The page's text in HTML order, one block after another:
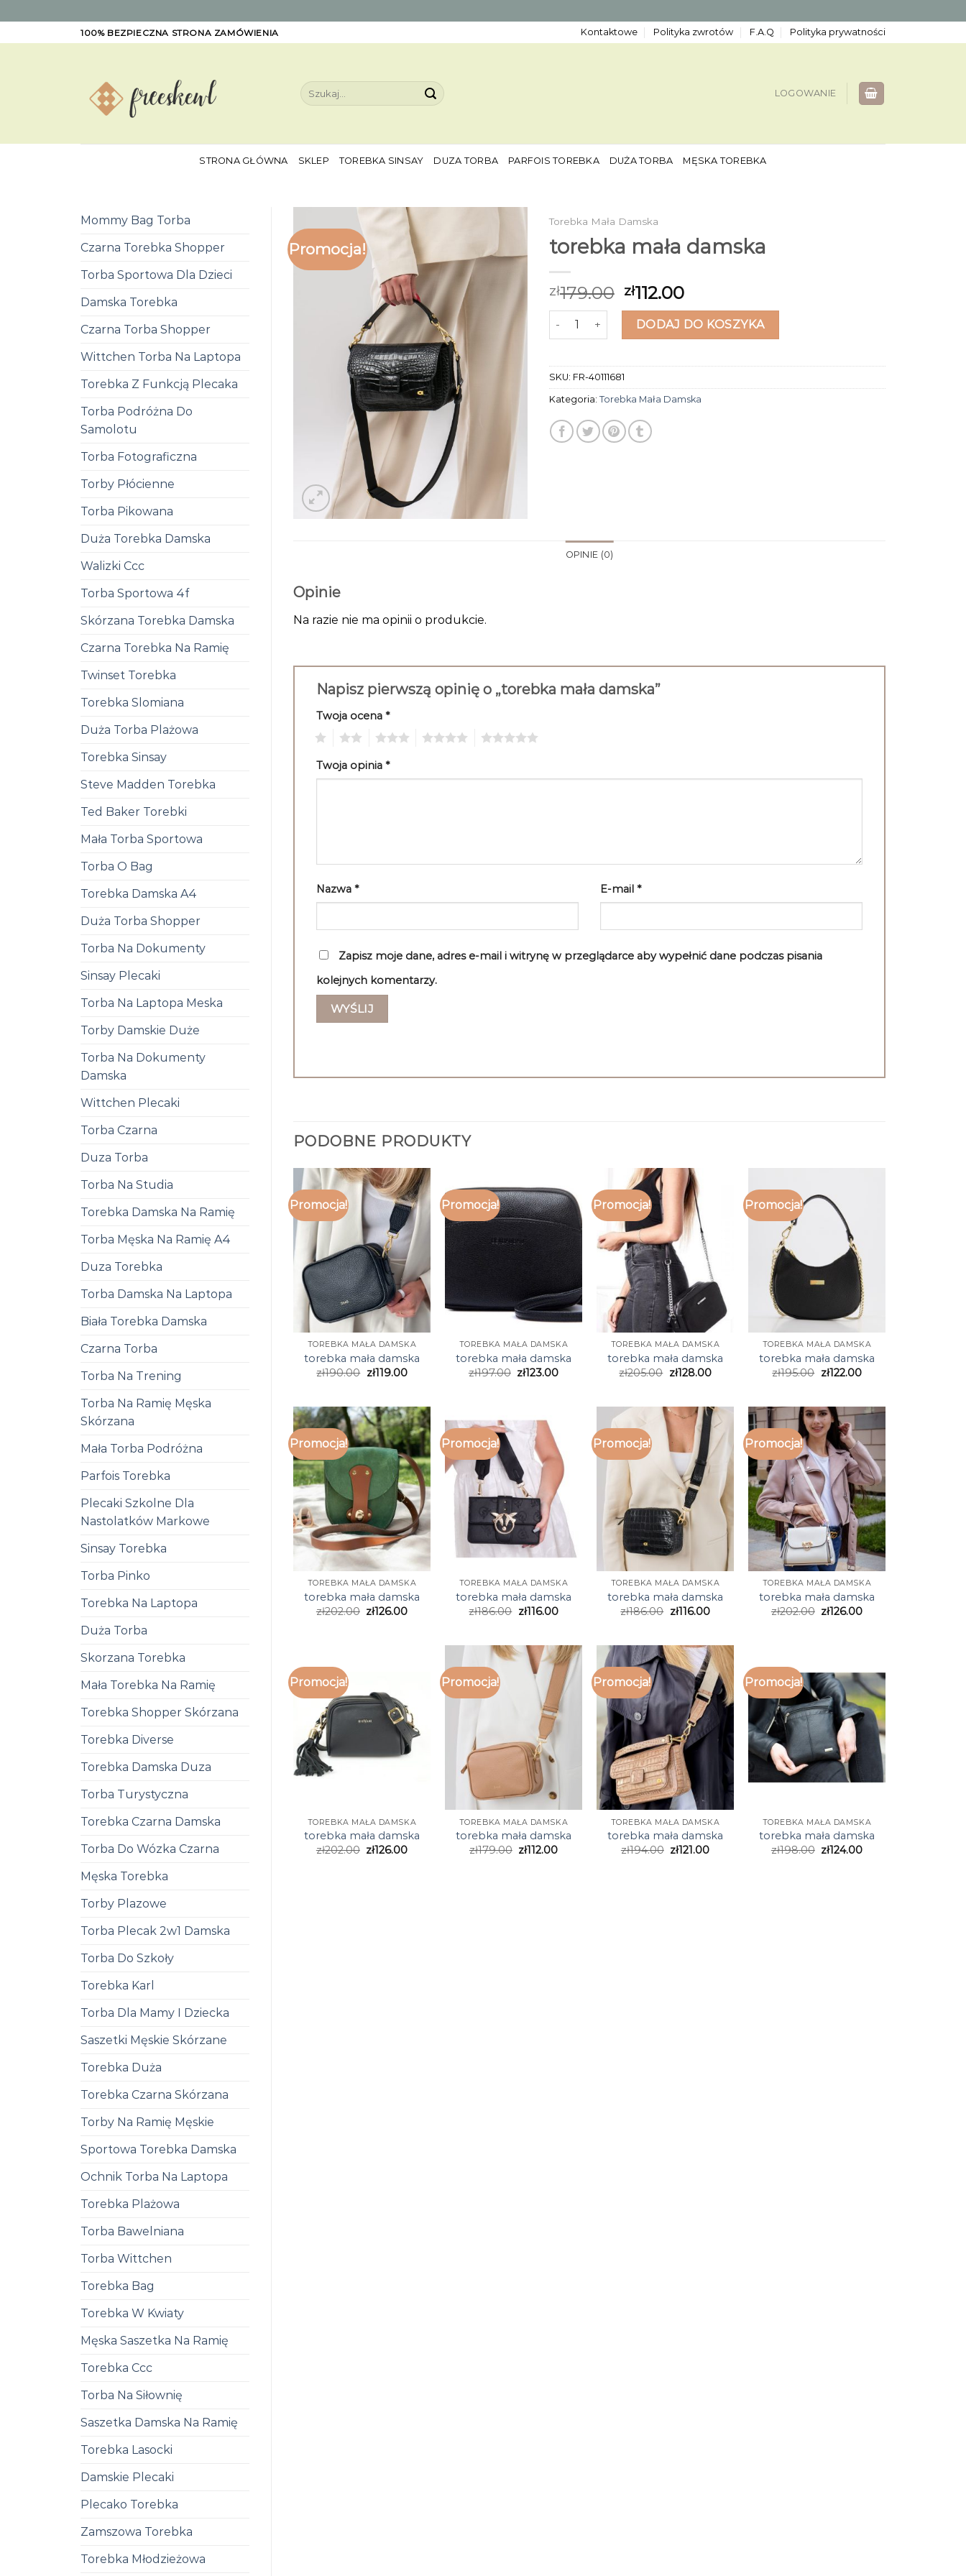
to
100% BEZPIECZNA STRONA ZAMÓWIENIA Kontaktowe Polityka zwrotów F.A.Q Polityka prywatności
Szukaj:
LOGOWANIE
STRONA GŁÓWNA SKLEP TOREBKA SINSAY DUZA TORBA PARFOIS TOREBKA DUŻA TORBA MĘSKA TOREBKA
Mommy Bag Torba
Czarna Torebka Shopper
Torba Sportowa Dla Dzieci
Damska Torebka
Czarna Torba Shopper
Wittchen Torba Na Laptopa
Torebka Z Funkcją Plecaka
Torba Podróżna Do
Samolotu
Torba Fotograficzna
Torby Płócienne
Torba Pikowana
Duża Torebka Damska
Walizki Ccc
Torba Sportowa 4f
Skórzana Torebka Damska
Czarna Torebka Na Ramię
Twinset Torebka
Torebka Slomiana
Duża Torba Plażowa
Torebka Sinsay
Steve Madden Torebka
Ted Baker Torebki
Mała Torba Sportowa
Torba O Bag
Torebka Damska A4
Duża Torba Shopper
Torba Na Dokumenty
Sinsay Plecaki
Torba Na Laptopa Meska
Torby Damskie Duże
Torba Na Dokumenty
Damska
Wittchen Plecaki
Torba Czarna
Duza Torba
Torba Na Studia
Torebka Damska Na Ramię
Torba Męska Na Ramię A4
Duza Torebka
Torba Damska Na Laptopa
Biała Torebka Damska
Czarna Torba
Torba Na Trening
Torba Na Ramię Męska
Skórzana
Mała Torba Podróżna
Parfois Torebka
Plecaki Szkolne Dla
Nastolatków Markowe
Sinsay Torebka
Torba Pinko
Torebka Na Laptopa
Duża Torba
Skorzana Torebka
Mała Torebka Na Ramię
Torebka Shopper Skórzana
Torebka Diverse
Torebka Damska Duza
Torba Turystyczna
Torebka Czarna Damska
Torba Do Wózka Czarna
Męska Torebka
Torby Plazowe
Torba Plecak 2w1 Damska
Torba Do Szkoły
Torebka Karl
Torba Dla Mamy I Dziecka
Saszetki Męskie Skórzane
Torebka Duża
Torebka Czarna Skórzana
Torby Na Ramię Męskie
Sportowa Torebka Damska
Ochnik Torba Na Laptopa
Torebka Plażowa
Torba Bawelniana
Torba Wittchen
Torebka Bag
Torebka W Kwiaty
Męska Saszetka Na Ramię
Torebka Ccc
Torba Na Siłownię
Saszetka Damska Na Ramię
Torebka Lasocki
Damskie Plecaki
Plecako Torebka
Zamszowa Torebka
Torebka Młodzieżowa
Promocja!
Torebka Mała Damska
torebka mała damska
zł179.00 zł112.00
ilość torebka mała damskaDODAJ DO KOSZYKA
SKU: FR-40111681
Kategoria: Torebka Mała Damska
OPINIE (0)
Opinie
Na razie nie ma opinii o produkcie.
Napisz pierwszą opinię o „torebka mała damska”
Twoja ocena *
Twoja opinia *
Nazwa * E-mail *
Zapisz moje dane, adres e-mail i witrynę w przeglądarce aby wypełnić dane podczas pisania
kolejnych komentarzy.
PODOBNE PRODUKTY
Promocja!
TOREBKA MAŁA DAMSKA
torebka mała damska
zł190.00 zł119.00
Promocja!
TOREBKA MAŁA DAMSKA
torebka mała damska
zł197.00 zł123.00
Promocja!
TOREBKA MAŁA DAMSKA
torebka mała damska
zł205.00 zł128.00
Promocja!
TOREBKA MAŁA DAMSKA
torebka mała damska
zł195.00 zł122.00
Promocja!
TOREBKA MAŁA DAMSKA
torebka mała damska
zł202.00 zł126.00
Promocja!
TOREBKA MAŁA DAMSKA
torebka mała damska
zł186.00 zł116.00
Promocja!
TOREBKA MAŁA DAMSKA
torebka mała damska
zł186.00 zł116.00
Promocja!
TOREBKA MAŁA DAMSKA
torebka mała damska
zł202.00 zł126.00
Promocja!
TOREBKA MAŁA DAMSKA
torebka mała damska
zł202.00 zł126.00
Promocja!
TOREBKA MAŁA DAMSKA
torebka mała damska
zł179.00 zł112.00
Promocja!
TOREBKA MAŁA DAMSKA
torebka mała damska
zł194.00 zł121.00
Promocja!
TOREBKA MAŁA DAMSKA
torebka mała damska
zł198.00 zł124.00